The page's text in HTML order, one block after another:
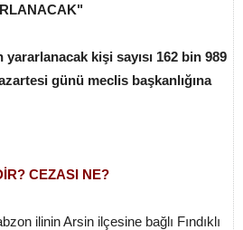
kişi sayısı 162 bin 989
günü meclis başkanlığına
CEZASI NE?
ilinin Arsin ilçesine bağlı Fındıklı